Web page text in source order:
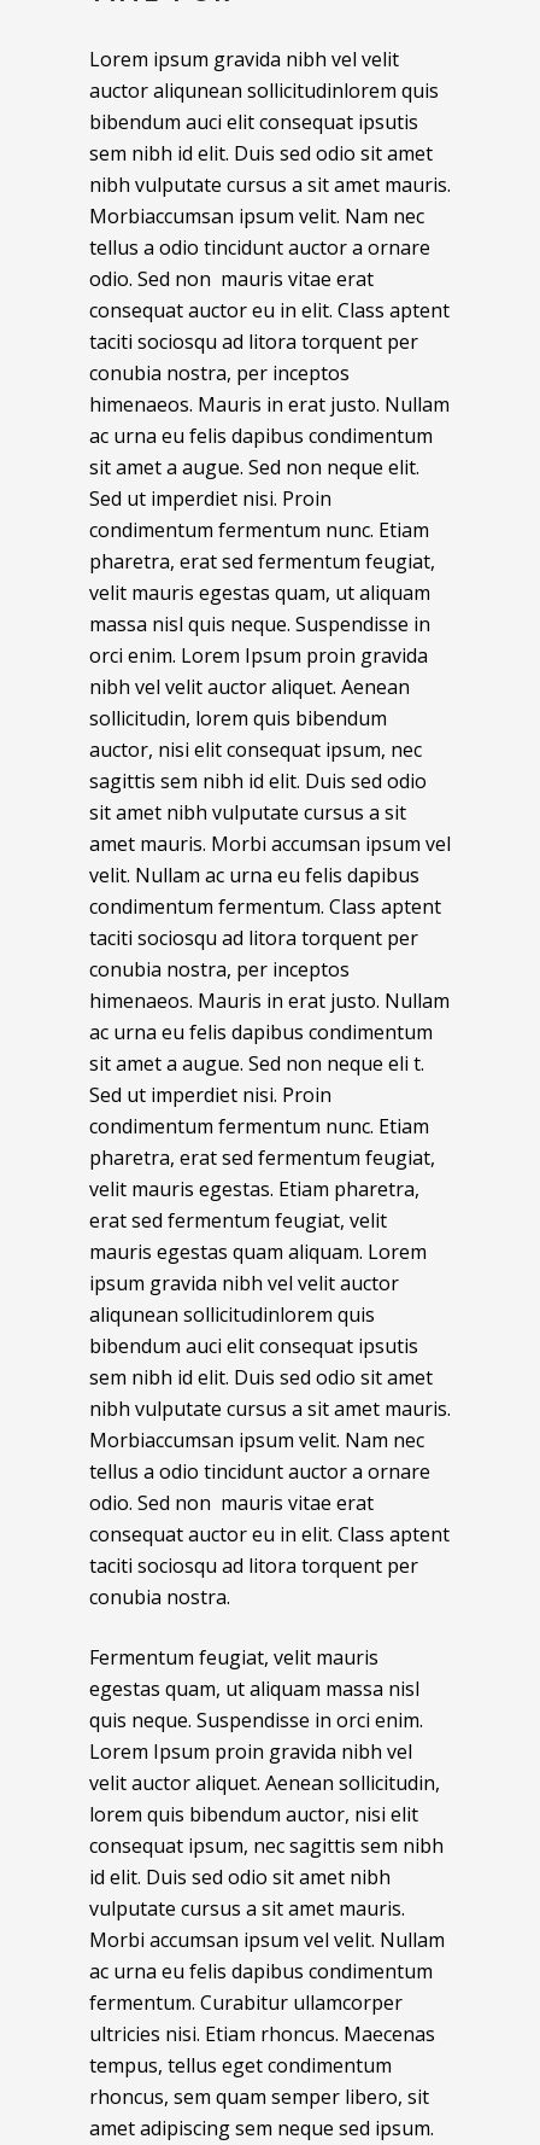
Lorem ipsum gravida nibh vel velit
auctor aliqunean sollicitudinlorem quis
bibendum auci elit consequat ipsutis
sem nibh id elit. Duis sed odio sit amet
nibh vulputate cursus a sit amet mauris.
Morbiaccumsan ipsum velit. Nam nec
tellus a odio tincidunt auctor a ornare
odio. Sed non mauris vitae erat
consequat auctor eu in elit. Class aptent
taciti sociosqu ad litora torquent per
conubia nostra, per inceptos
himenaeos. Mauris in erat justo. Nullam
ac urna eu felis dapibus condimentum
sit amet a augue. Sed non neque elit.
Sed ut imperdiet nisi. Proin
condimentum fermentum nunc. Etiam
pharetra, erat sed fermentum feugiat,
velit mauris egestas quam, ut aliquam
massa nisl quis neque. Suspendisse in
orci enim. Lorem Ipsum proin gravida
nibh vel velit auctor aliquet. Aenean
sollicitudin, lorem quis bibendum
auctor, nisi elit consequat ipsum, nec
sagittis sem nibh id elit. Duis sed odio
sit amet nibh vulputate cursus a sit
amet mauris. Morbi accumsan ipsum vel
velit. Nullam ac urna eu felis dapibus
condimentum fermentum. Class aptent
taciti sociosqu ad litora torquent per
conubia nostra, per inceptos
himenaeos. Mauris in erat justo. Nullam
ac urna eu felis dapibus condimentum
sit amet a augue. Sed non neque eli t.
Sed ut imperdiet nisi. Proin
condimentum fermentum nunc. Etiam
pharetra, erat sed fermentum feugiat,
velit mauris egestas. Etiam pharetra,
erat sed fermentum feugiat, velit
mauris egestas quam aliquam. Lorem
ipsum gravida nibh vel velit auctor
aliqunean sollicitudinlorem quis
bibendum auci elit consequat ipsutis
sem nibh id elit. Duis sed odio sit amet
nibh vulputate cursus a sit amet mauris.
Morbiaccumsan ipsum velit. Nam nec
tellus a odio tincidunt auctor a ornare
odio. Sed non mauris vitae erat
consequat auctor eu in elit. Class aptent
taciti sociosqu ad litora torquent per
conubia nostra.
Fermentum feugiat, velit mauris
egestas quam, ut aliquam massa nisl
quis neque. Suspendisse in orci enim.
Lorem Ipsum proin gravida nibh vel
velit auctor aliquet. Aenean sollicitudin,
lorem quis bibendum auctor, nisi elit
consequat ipsum, nec sagittis sem nibh
id elit. Duis sed odio sit amet nibh
vulputate cursus a sit amet mauris.
Morbi accumsan ipsum vel velit. Nullam
ac urna eu felis dapibus condimentum
fermentum. Curabitur ullamcorper
ultricies nisi. Etiam rhoncus. Maecenas
tempus, tellus eget condimentum
rhoncus, sem quam semper libero, sit
amet adipiscing sem neque sed ipsum.